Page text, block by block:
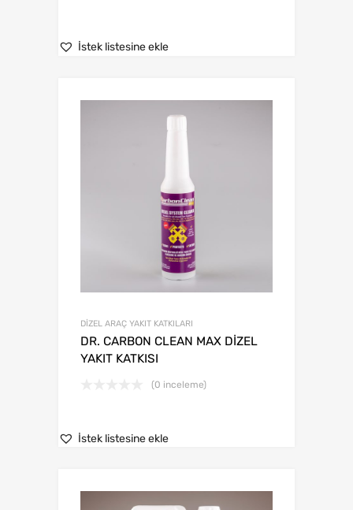
İstek listesine ekle
DİZEL ARAÇ YAKIT KATKILARI
DR. CARBON CLEAN MAX DİZEL
YAKIT KATKISI
(0 inceleme)
İstek listesine ekle